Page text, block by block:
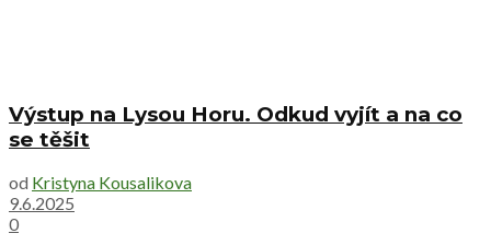
Výstup na Lysou Horu. Odkud vyjít a na co
se těšit
od Kristyna Kousalikova
9.6.2025
0